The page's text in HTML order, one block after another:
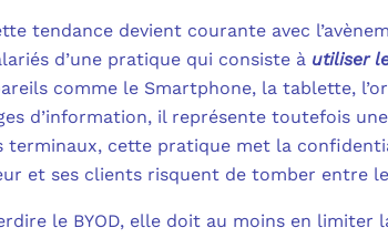
tendance devient courante avec
d’une pratique qui consiste à utiliser
comme le Smartphone, la tablette,
d’information, il représente toutefois
cette pratique met la
et ses clients risquent de tomber entre
le BYOD, elle doit au moins en limiter
ADSL,
LE
PLAN